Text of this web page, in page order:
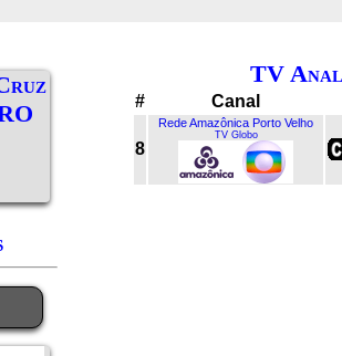
TV
# Canal
8
Rede Amazônica Porto Velho
TV Globo